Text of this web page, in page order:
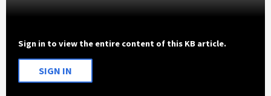
Sign in to view the entire content of this KB article.
SIGN IN